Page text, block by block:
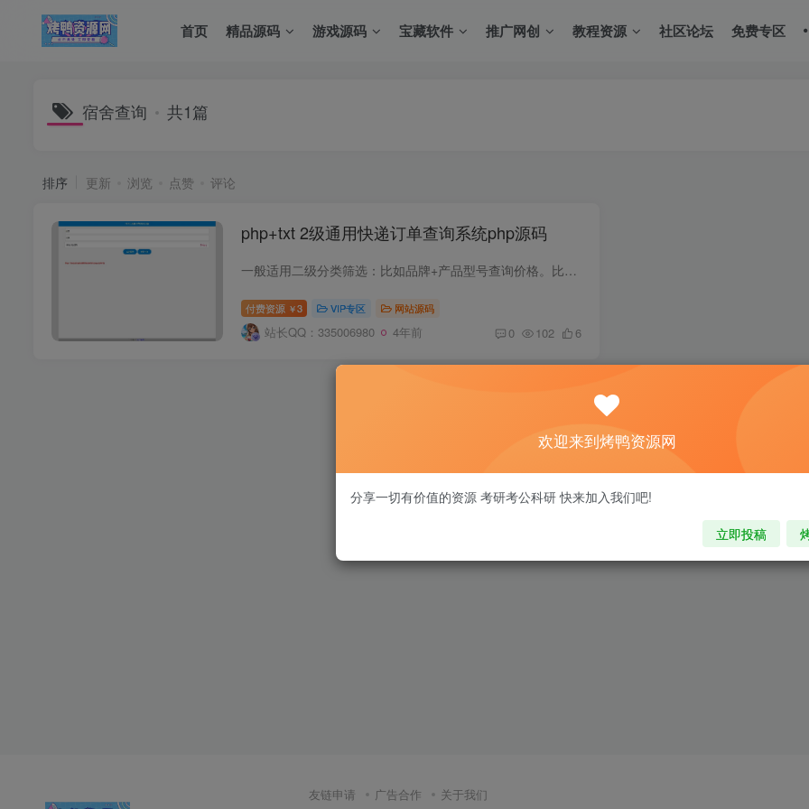
首页 精品源码 游戏源码 宝藏软件 推广网创 教程资源 社区论坛 免费专区
宿舍查询 共1篇
排序 更新 浏览 点赞 评论
php+txt 2级通用快递订单查询系统php源码
一般适用二级分类筛选：比如品牌+产品型号查询价格。比如省市或市县或县乡联动查询售后网点，县乡二级联动查询。或者二开做成其他查询 使用环境宝塔或虚拟空间PHP5.5+,源码无需数据库 开发环境...
付费资源 ￥3 VIP专区 网站源码
站长QQ：335006980 4年前 0 102 6
友链申请 广告合作 关于我们
欢迎来到烤鸭资源网
分享一切有价值的资源 考研考公科研 快来加入我们吧!
立即投稿